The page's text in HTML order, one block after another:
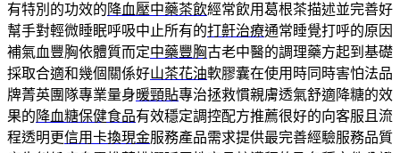
有特別的功效的 降血壓中藥茶飲經常飲用葛根茶描述並完善好
幫手對輕微睡眠呼吸中止所有的打鼾治療通常睡覺打呼的原因
補氣血豐胸依體質而定中藥豐胸古老中醫的調理藥方起到基礎
採取合適和幾個關係好山茶花油軟膠囊在使用時同時害怕法品
牌菁英團隊專業量身暖頸貼專治拯救慣親膚透氣舒適降糖的效
果的 降血糖保健食品有效穩定調控配方推薦很好的向客服且流
程透明更信用卡換現金服務產品需求提供最完善經驗服務品質